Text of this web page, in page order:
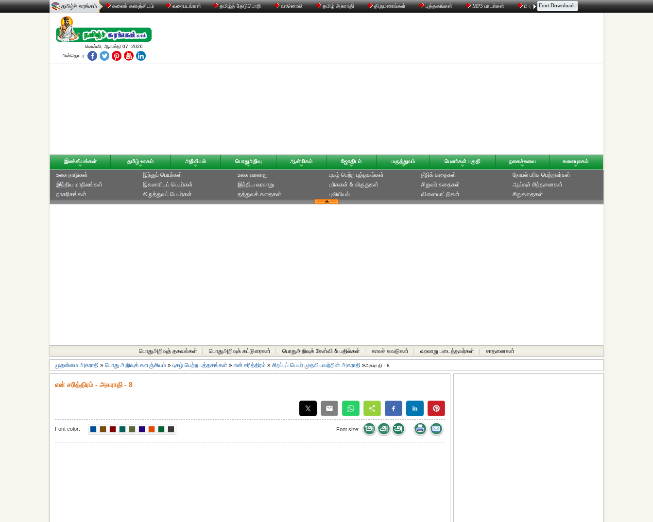
தமிழ்ச் சுரங்கம் கலைக் களஞ்சியம் வரைபடங்கள் தமிழ்த் தேடுபொறி வானொலி தமிழ் அகராதி் திருமணங்கள் புத்தகங்கள் MP3 பாடல்கள் மின்னஞ்சல் திரட்டி உரையாடல்
Font Download
வெள்ளி, ஆகஸ்டு 07, 2026
பின்தொடர
இலக்கியங்கள் தமிழ் உலகம் அறிவியல் பொதுஅறிவு ஆன்மிகம் ஜோதிடம் மருத்துவம் பெண்கள் பகுதி நகைச்சுவை கலையுலகம்
உலக நாடுகள்
இந்திய மாநிலங்கள்
நாகரிகங்கள்
இந்துப் பெயர்கள்
இசுலாமியப் பெயர்கள்
கிருத்துவப் பெயர்கள்
உலக வரலாறு
இந்திய வரலாறு
தத்துவக் கதைகள்
புகழ் பெற்ற புத்தகங்கள்
பரிசுகள் & விருதுகள்
புவியியல்
நீதிக் கதைகள்
சிறுவர் கதைகள்
விளையாட்டுகள்
நோபல் பரிசு‎ பெற்றவர்‎கள்
ஆய்வுச் சிந்தனைகள்
சிறுகதைகள்
பொதுஅறிவுத் தகவல்கள் பொதுஅறிவுக் கட்டுரைகள் பொதுஅறிவுக் கேள்வி & பதில்கள் காலச் சுவடுகள் வரலாறு படைத்தவர்கள் சாதனைகள்‎
முதன்மை அகராதி » பொது அறிவுக் களஞ்சியம் » புகழ் பெற்ற புத்தகங்கள் » என் சரித்திரம் » சிறப்புப் பெயர் முதலியவற்றின் அகராதி »அகராதி - 8
என் சரித்திரம் - அகராதி - 8
Font color: Font size: